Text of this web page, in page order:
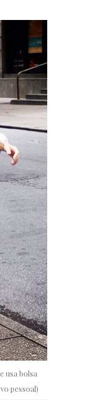
usa bolsa
pessoal)